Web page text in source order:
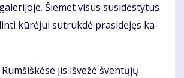
Šie­met vi­sus su­si­dės­ty­tus
kū­rė­jui su­truk­dė pra­si­dė­jęs ka­
jis iš­ve­žė šven­tų­jų